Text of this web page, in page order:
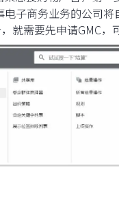
子商务业务的公司
就需要先申请GMC，